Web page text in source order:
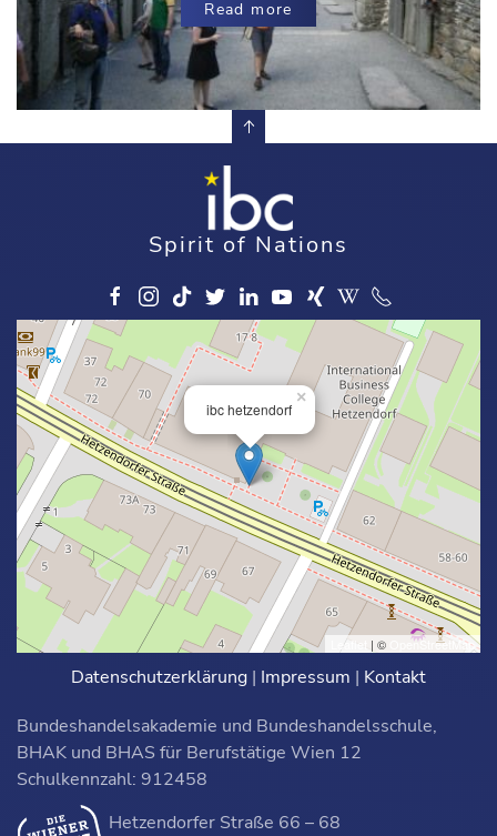
Read more
Spirit of Nations
ibc hetzendorf
×
Leaflet | © OpenStreetMap
Datenschutzerklärung | Impressum | Kontakt
Bundeshandelsakademie und Bundeshandelsschule,
BHAK und BHAS für Berufstätige Wien 12
Schulkennzahl: 912458
Hetzendorfer Straße 66 – 68